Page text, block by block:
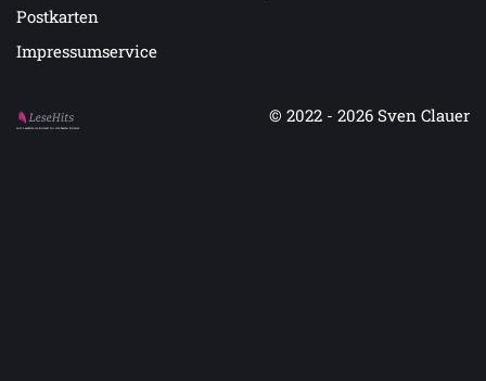
Postkarten
Impressumservice
Auf LeseHits.de findest Du die besten Bücher.
© 2022 - 2026 Sven Clauer